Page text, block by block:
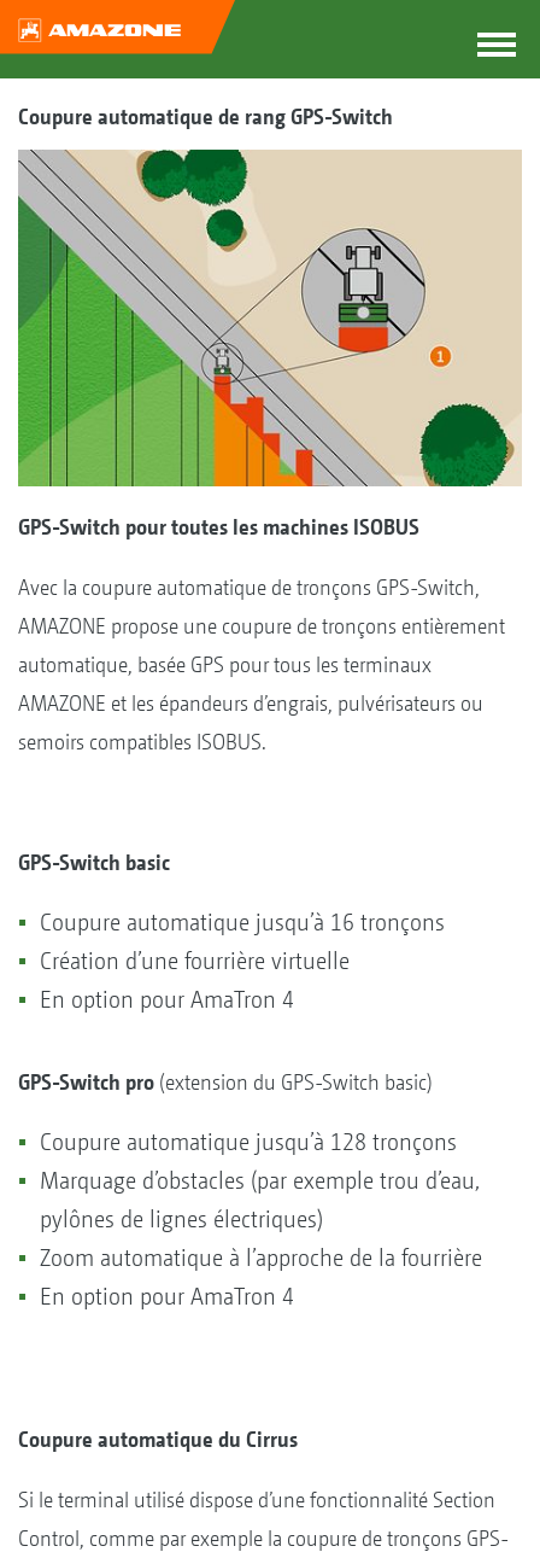
Coupure automatique de rang GPS-Switch
GPS-Switch pour toutes les machines ISOBUS
Avec la coupure automatique de tronçons GPS-Switch,
AMAZONE propose une coupure de tronçons entièrement
automatique, basée GPS pour tous les terminaux
AMAZONE et les épandeurs d’engrais, pulvérisateurs ou
semoirs compatibles ISOBUS.
GPS-Switch basic
Coupure automatique jusqu’à 16 tronçons
Création d’une fourrière virtuelle
En option pour AmaTron 4
GPS-Switch pro (extension du GPS-Switch basic)
Coupure automatique jusqu’à 128 tronçons
Marquage d’obstacles (par exemple trou d’eau,
pylônes de lignes électriques)
Zoom automatique à l’approche de la fourrière
En option pour AmaTron 4
Coupure automatique du Cirrus
Si le terminal utilisé dispose d’une fonctionnalité Section
Control, comme par exemple la coupure de tronçons GPS-